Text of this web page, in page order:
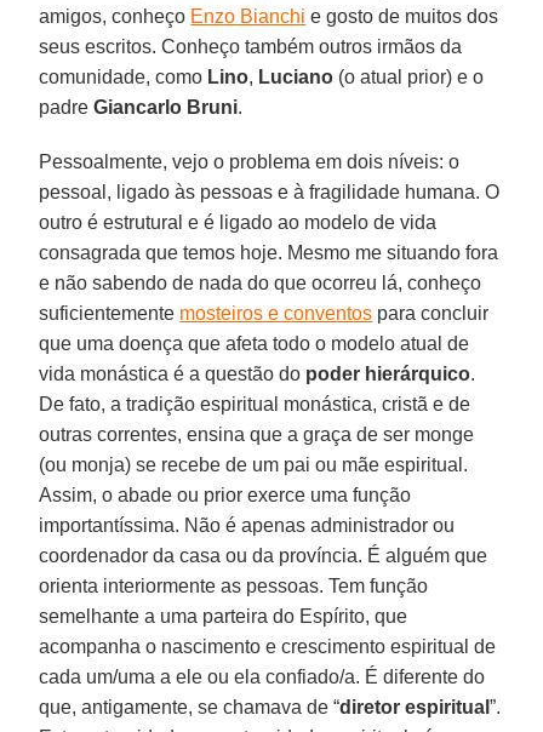
amigos, conheço Enzo Bianchi e gosto de muitos dos
seus escritos. Conheço também outros irmãos da
comunidade, como Lino, Luciano (o atual prior) e o
padreGiancarlo Bruni.
Pessoalmente, vejo o problema em dois níveis: o
pessoal, ligado às pessoas e à fragilidade humana. O
outro é estrutural e é ligado ao modelo de vida
consagrada que temos hoje. Mesmo me situando fora
e não sabendo de nada do que ocorreu lá, conheço
suficientemente mosteiros e conventos para concluir
que uma doença que afeta todo o modelo atual de
vida monástica é a questão do poder hierárquico.
De fato, a tradição espiritual monástica, cristã e de
outras correntes, ensina que a graça de ser monge
(ou monja) se recebe de um pai ou mãe espiritual.
Assim, o abade ou prior exerce uma função
importantíssima. Não é apenas administrador ou
coordenador da casa ou da província. É alguém que
orienta interiormente as pessoas. Tem função
semelhante a uma parteira do Espírito, que
acompanha o nascimento e crescimento espiritual de
cada um/uma a ele ou ela confiado/a. É diferente do
que, antigamente, se chamava de “diretor espiritual”.